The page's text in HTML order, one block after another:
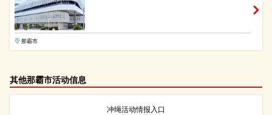
那霸市
其他那霸市活动信息
冲绳活动情报入口